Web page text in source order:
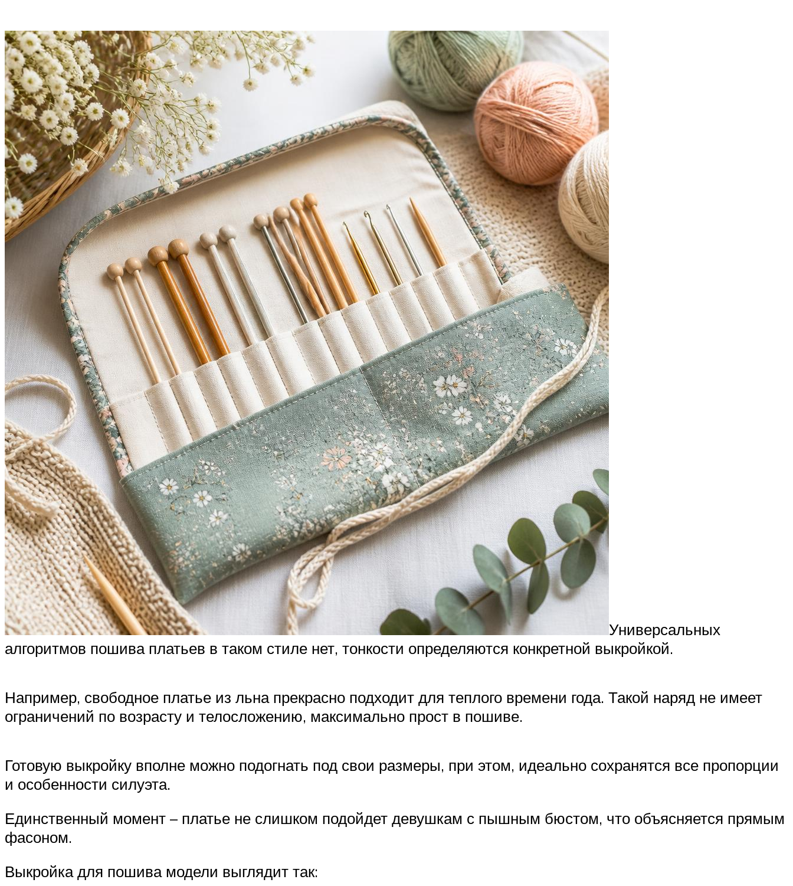
Универсальных
алгоритмов пошива платьев в таком стиле нет, тонкости определяются конкретной выкройкой.
Например, свободное платье из льна прекрасно подходит для теплого времени года. Такой наряд не имеет
ограничений по возрасту и телосложению, максимально прост в пошиве.
Готовую выкройку вполне можно подогнать под свои размеры, при этом, идеально сохранятся все пропорции
и особенности силуэта.
Единственный момент – платье не слишком подойдет девушкам с пышным бюстом, что объясняется прямым
фасоном.
Выкройка для пошива модели выглядит так: